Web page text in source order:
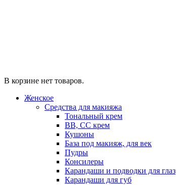
В корзине нет товаров.
Женское
Средства для макияжа
Тональный крем
BB, CC крем
Кушоны
База под макияж, для век
Пудры
Консилеры
Карандаши и подводки для глаз
Карандаши для губ